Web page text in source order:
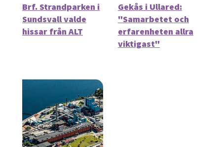
Brf. Strandparken i
Sundsvall valde
hissar från ALT
Gekås i Ullared:
"Samarbetet och
erfarenheten allra
viktigast"